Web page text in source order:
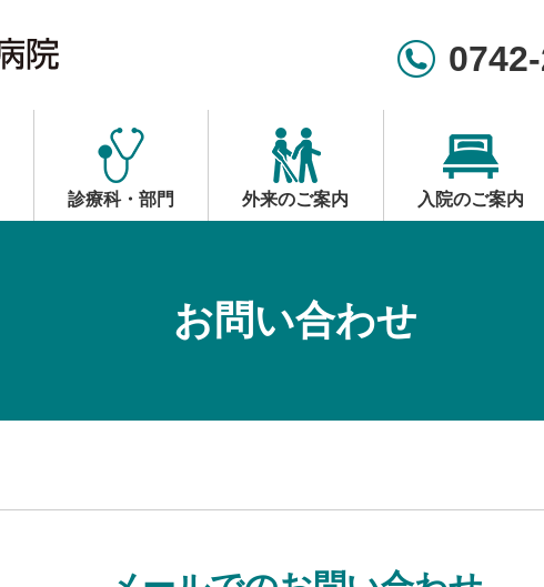
診療科・部門 外来のご案内 入院のご案内
お問い合わせ